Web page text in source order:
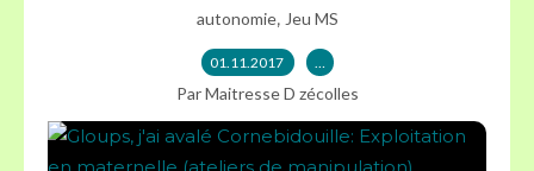
autonomie, Jeu MS
01.11.2017 …
Par Maitresse D zécolles